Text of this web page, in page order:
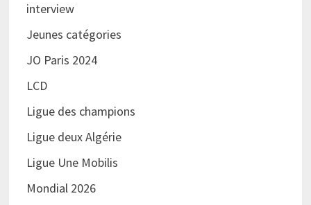
interview
Jeunes catégories
JO Paris 2024
LCD
Ligue des champions
Ligue deux Algérie
Ligue Une Mobilis
Mondial 2026